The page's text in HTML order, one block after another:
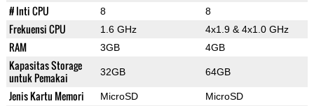
# Inti CPU 8 8
Frekuensi CPU 1.6 GHz 4x1.9 & 4x1.0 GHz
RAM 3GB 4GB
Kapasitas Storage
untuk Pemakai
32GB 64GB
Jenis Kartu Memori MicroSD MicroSD